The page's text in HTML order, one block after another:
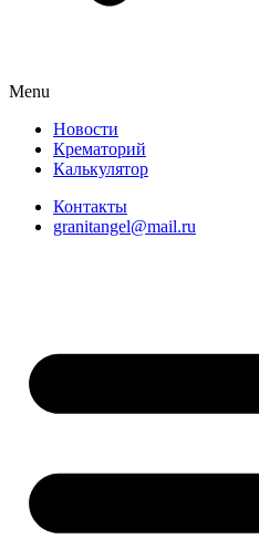
Menu
Новости
Крематорий
Калькулятор
Контакты
granitangel@mail.ru